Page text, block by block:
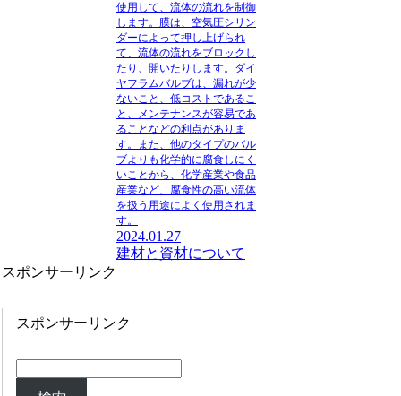
使用して、流体の流れを制御
します。膜は、空気圧シリン
ダーによって押し上げられ
て、流体の流れをブロックし
たり、開いたりします。ダイ
ヤフラムバルブは、漏れが少
ないこと、低コストであるこ
と、メンテナンスが容易であ
ることなどの利点がありま
す。また、他のタイプのバル
ブよりも化学的に腐食しにく
いことから、化学産業や食品
産業など、腐食性の高い流体
を扱う用途によく使用されま
す。
2024.01.27
建材と資材について
スポンサーリンク
スポンサーリンク